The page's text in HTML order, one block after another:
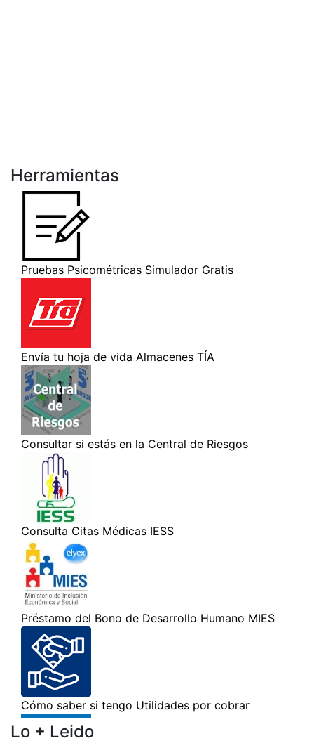
Herramientas
Lo + Leido